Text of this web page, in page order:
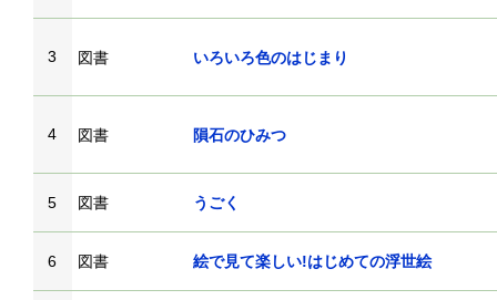
3 図書 いろいろ色のはじまり
4 図書 隕石のひみつ
5 図書 うごく
6 図書 絵で見て楽しい!はじめての浮世絵